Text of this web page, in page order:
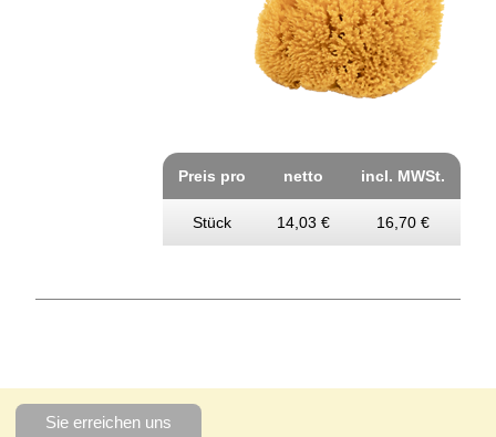
Preis pro netto incl. MWSt.
Stück 14,03 € 16,70 €
Sie erreichen uns